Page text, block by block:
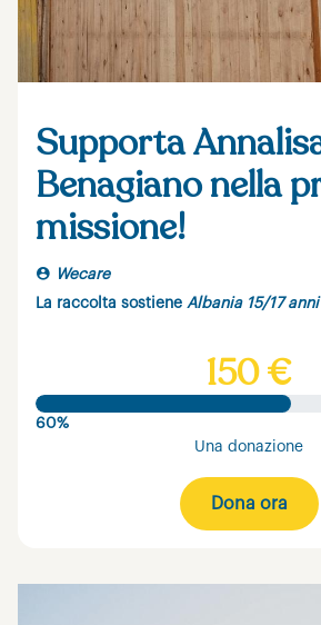
Supporta
Benagiano nella
missione!
Wecare
La raccolta sostiene Albania 15/17 anni
150 €
60%
Una donazione
Dona ora